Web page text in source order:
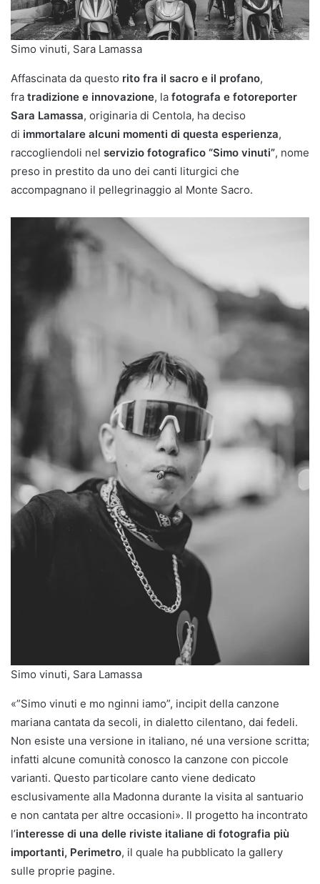
Simo vinuti, Sara Lamassa
Affascinata da questo rito fra il sacro e il profano,
fra tradizione e innovazione, la fotografa e fotoreporter
Sara Lamassa, originaria di Centola, ha deciso
di immortalare alcuni momenti di questa esperienza,
raccogliendoli nel servizio fotografico “Simo vinuti”, nome
preso in prestito da uno dei canti liturgici che
accompagnano il pellegrinaggio al Monte Sacro.
Simo vinuti, Sara Lamassa
«”Simo vinuti e mo nginni iamo”, incipit della canzone
mariana cantata da secoli, in dialetto cilentano, dai fedeli.
Non esiste una versione in italiano, né una versione scritta;
infatti alcune comunità conosco la canzone con piccole
varianti. Questo particolare canto viene dedicato
esclusivamente alla Madonna durante la visita al santuario
e non cantata per altre occasioni». Il progetto ha incontrato
l’interesse di una delle riviste italiane di fotografia più
importanti, Perimetro, il quale ha pubblicato la gallery
sulle proprie pagine.